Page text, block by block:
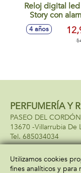
Reloj digital led
Story con
4 años
PERFUMERÍA Y
PASEO DEL
13670 -Villarrubia De
685034034
Utilizamos cookies
fines analíticos y